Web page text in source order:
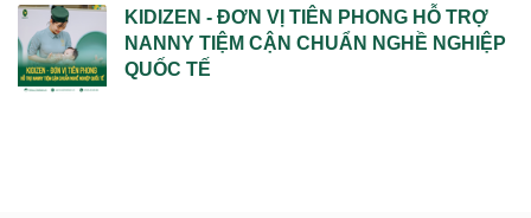
KIDIZEN - ĐƠN VỊ TIÊN PHONG HỖ TRỢ
NANNY TIỆM CẬN CHUẨN NGHỀ NGHIỆP
QUỐC TẾ